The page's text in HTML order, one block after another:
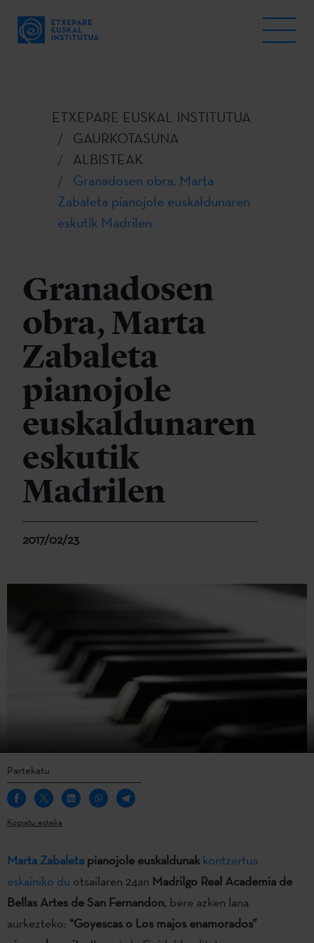
ETXEPARE EUSKAL INSTITUTUA
GAURKOTASUNA
ALBISTEAK
Granadosen obra, Marta
Zabaleta pianojole euskaldunaren
eskutik Madrilen
Granadosen
obra, Marta
Zabaleta
pianojole
euskaldunaren
eskutik
Madrilen
2017/02/23
Partekatu
Kopiatu esteka
Marta Zabaleta pianojole euskaldunak kontzertua
eskainiko du otsailaren 24an Madrilgo Real Academia de
Bellas Artes de San Fernandon, bere azken lana
aurkezteko: “Goyescas o Los majos enamorados”